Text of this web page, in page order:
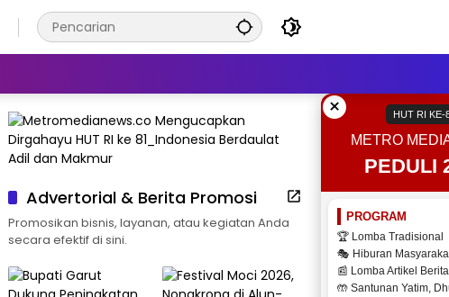
× HUT RI KE-
METRO
PEDULI
PROGRAM
🏆 Lomba Tradisional
🎭 Hiburan
📰 Lomba Artikel Berita
🤲 Santunan Yatim,
Advertorial & Berita Promosi
Promosikan bisnis, layanan, atau kegiatan Anda
secara efektif di sini.